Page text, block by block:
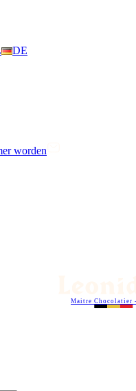
DE
worden
Maitre Chocolatier